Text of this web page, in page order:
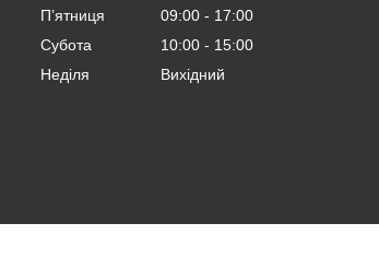
Пʼятниця
09:00
17:00
Субота
10:00
15:00
Неділя
Вихідний